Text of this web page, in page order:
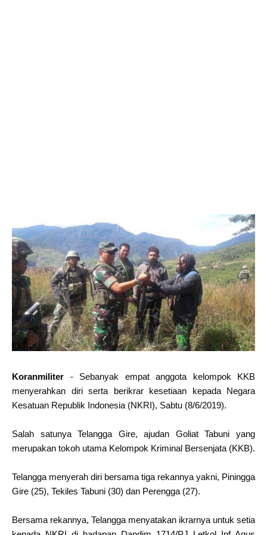
Koranmiliter - Sebanyak empat anggota kelompok KKB
menyerahkan diri serta berikrar kesetiaan kepada Negara
Kesatuan Republik Indonesia (NKRI), Sabtu (8/6/2019).
Salah satunya Telangga Gire, ajudan Goliat Tabuni yang
merupakan tokoh utama Kelompok Kriminal Bersenjata (KKB).
Telangga menyerah diri bersama tiga rekannya yakni, Piningga
Gire (25), Tekiles Tabuni (30) dan Perengga (27).
Bersama rekannya, Telangga menyatakan ikrarnya untuk setia